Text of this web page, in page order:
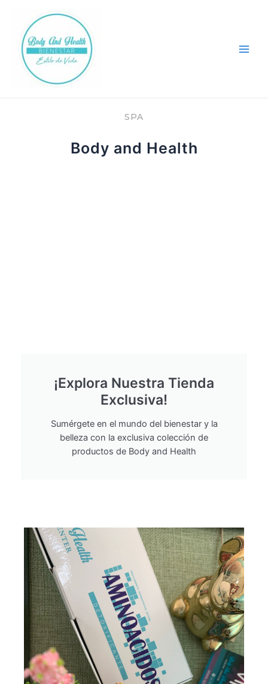
contenido
SPA
Body and Health
¡Explora Nuestra Tienda
Exclusiva!
Sumérgete en el mundo del bienestar y la
belleza con la exclusiva colección de
productos de Body and Health